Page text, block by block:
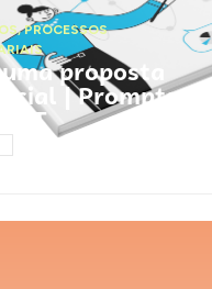
,PROCESSOS
uma proposta
| Prompts